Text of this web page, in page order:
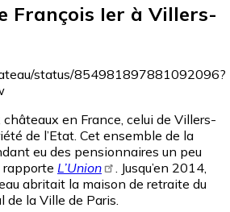
François Ier à Villers-
status/854981897881092096?
en France, celui de Villers-
de l’Etat. Cet ensemble de la
eu des pensionnaires un peu
rapporte L’Union
. Jusqu’en 2014,
abritait la maison de retraite du
de la Ville de Paris.